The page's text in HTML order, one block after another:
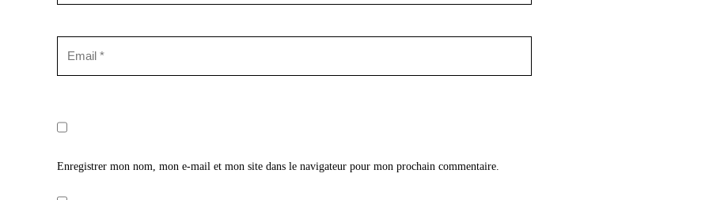
Enregistrer mon nom, mon e-mail et mon site dans le navigateur pour mon prochain commentaire.